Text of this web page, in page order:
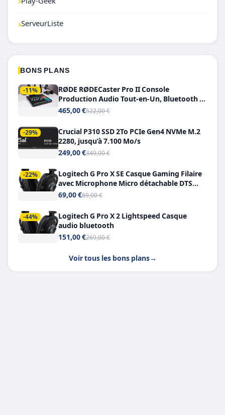
›ServeurListe
BONS PLANS
-11%
RØDE RØDECaster Pro II Console
Production Audio Tout-en-Un, Bluetooth et
Double USB-C
465,00 €522,00 €
-29%
Crucial P310 SSD 2To PCIe Gen4 NVMe M.2
2280, jusqu’à 7.100 Mo/s
249,00 €349,00 €
-22%
Logitech G Pro X SE Casque Gaming Filaire
avec Microphone Micro détachable DTS
Headphone X 7.1
69,00 €89,00 €
-44%
Logitech G Pro X 2 Lightspeed Casque
audio bluetooth
151,00 €269,00 €
Voir tous les bons plans→